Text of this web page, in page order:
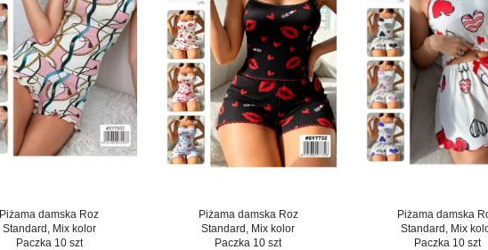
Piżama damska Roz
Standard, Mix kolor
Paczka 10 szt
Piżama damska Roz
Standard, Mix kolor
Paczka 10 szt
Piżama damska
Standard, Mix
Paczka 10 szt